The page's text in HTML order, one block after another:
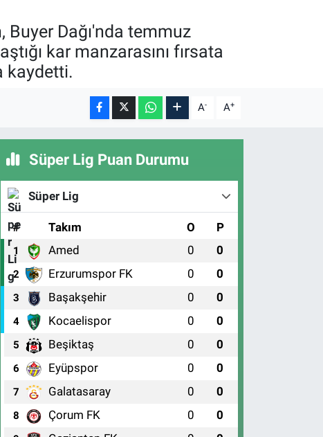
Dağı'nda temmuz
kar manzarasını fırsata
kaydetti.
A- A+
Süper Lig Puan Durumu
Süper Lig
# Takım O P
1 Amed 0 0
2 Erzurumspor FK 0 0
3 Başakşehir 0 0
4 Kocaelispor 0 0
5 Beşiktaş 0 0
6 Eyüpspor 0 0
7 Galatasaray 0 0
8 Çorum FK 0 0